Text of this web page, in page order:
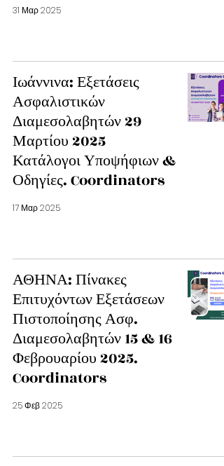
31 Μαρ 2025
Ιωάννινα: Εξετάσεις
Ασφαλιστικών
Διαμεσολαβητών 29
Μαρτίου 2025
Κατάλογοι Υποψήφιων &
Οδηγίες. Coordinators
17 Μαρ 2025
ΑΘΗΝΑ: Πίνακες
Επιτυχόντων Εξετάσεων
Πιστοποίησης Ασφ.
Διαμεσολαβητών 15 & 16
Φεβρουαρίου 2025.
Coordinators
25 Φεβ 2025